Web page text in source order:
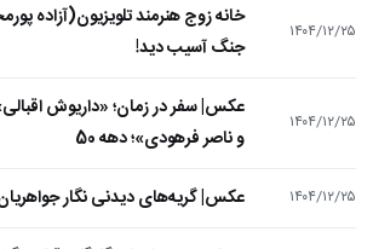
۱۴۰۴/۱۲/۲۵
خانه زوج هنرمند تلویزیون(آزاده
جنگ آسیب دید!
۱۴۰۴/۱۲/۲۵
عکس| سفر در زمان؛ «داریوش
و ناصر فرهودی»؛ دهه 50
۱۴۰۴/۱۲/۲۵ عکس| گریه‌های دیدنی نگار